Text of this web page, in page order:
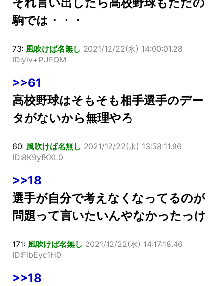
駒では・・・
73: 風吹けば名無し 2021/12/22(水) 14:00:01.28
ID:yiv+PUFQM
>>61
高校野球はそもそも相手選手のデー
タがないから無理やろ
60: 風吹けば名無し 2021/12/22(水) 13:58:11.96
ID:8K9yfKXL0
>>18
選手が自分で考えなくなってるのが
問題って言いたいんやなかったっけ
171: 風吹けば名無し 2021/12/22(水) 14:17:18.46
ID:FlbEyc1H0
>>18